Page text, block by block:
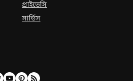
প্রাইভেসি
সার্ভিস